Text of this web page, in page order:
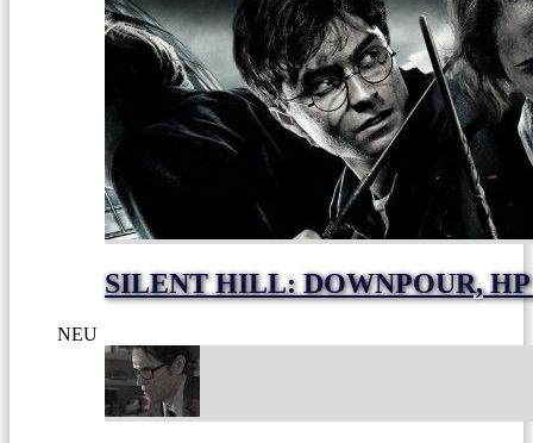
SILENT HILL: DOWNPOUR,
NEU